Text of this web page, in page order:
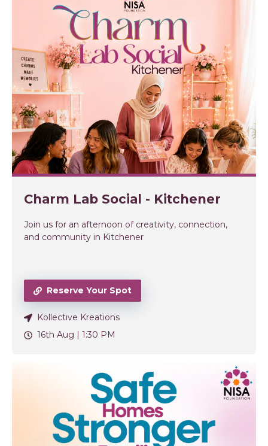
Charm Lab Social - Kitchener
Join us for an afternoon of creativity, connection,
and community in Kitchener
Reserve Your Spot
Kollective Kreations
16th Aug | 1:30 PM